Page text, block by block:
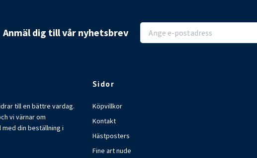
Anmäl dig till vår nyhetsbrev
till en bättre vardag.
vi värnar om
din beställning i
Sidor
Köpvillkor
Kontakt
Hästposters
Fine art nude